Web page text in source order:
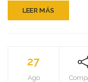
LEER MÁS
27
Ago